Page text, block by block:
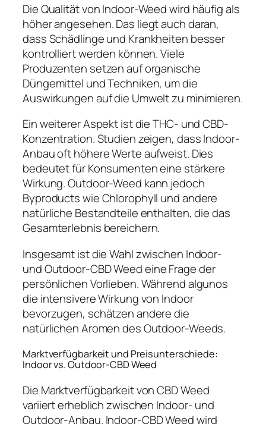
Die Qualität von Indoor-Weed wird häufig als
höher angesehen. Das liegt auch daran,
dass Schädlinge und Krankheiten besser
kontrolliert werden können. Viele
Produzenten setzen auf organische
Düngemittel und Techniken, um die
Auswirkungen auf die Umwelt zu minimieren.
Ein weiterer Aspekt ist die THC- und CBD-
Konzentration. Studien zeigen, dass Indoor-
Anbau oft höhere Werte aufweist. Dies
bedeutet für Konsumenten eine stärkere
Wirkung. Outdoor-Weed kann jedoch
Byproducts wie Chlorophyll und andere
natürliche Bestandteile enthalten, die das
Gesamterlebnis bereichern.
Insgesamt ist die Wahl zwischen Indoor-
und Outdoor-CBD Weed eine Frage der
persönlichen Vorlieben. Während algunos
die intensivere Wirkung von Indoor
bevorzugen, schätzen andere die
natürlichen Aromen des Outdoor-Weeds.
Marktverfügbarkeit und Preisunterschiede:
Indoor vs. Outdoor-CBD Weed
Die Marktverfügbarkeit von CBD Weed
variiert erheblich zwischen Indoor- und
Outdoor-Anbau. Indoor-CBD Weed wird